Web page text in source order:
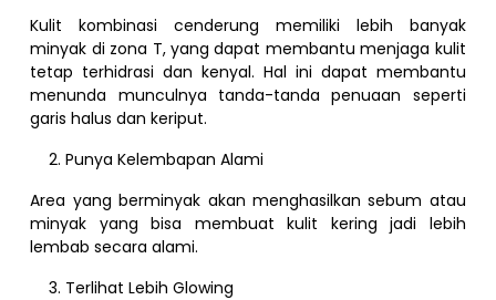
Kulit kombinasi cenderung memiliki lebih banyak
minyak di zona T, yang dapat membantu menjaga kulit
tetap terhidrasi dan kenyal. Hal ini dapat membantu
menunda munculnya tanda-tanda penuaan seperti
garis halus dan keriput.
Punya Kelembapan Alami
Area yang berminyak akan menghasilkan sebum atau
minyak yang bisa membuat kulit kering jadi lebih
lembab secara alami.
Terlihat Lebih Glowing